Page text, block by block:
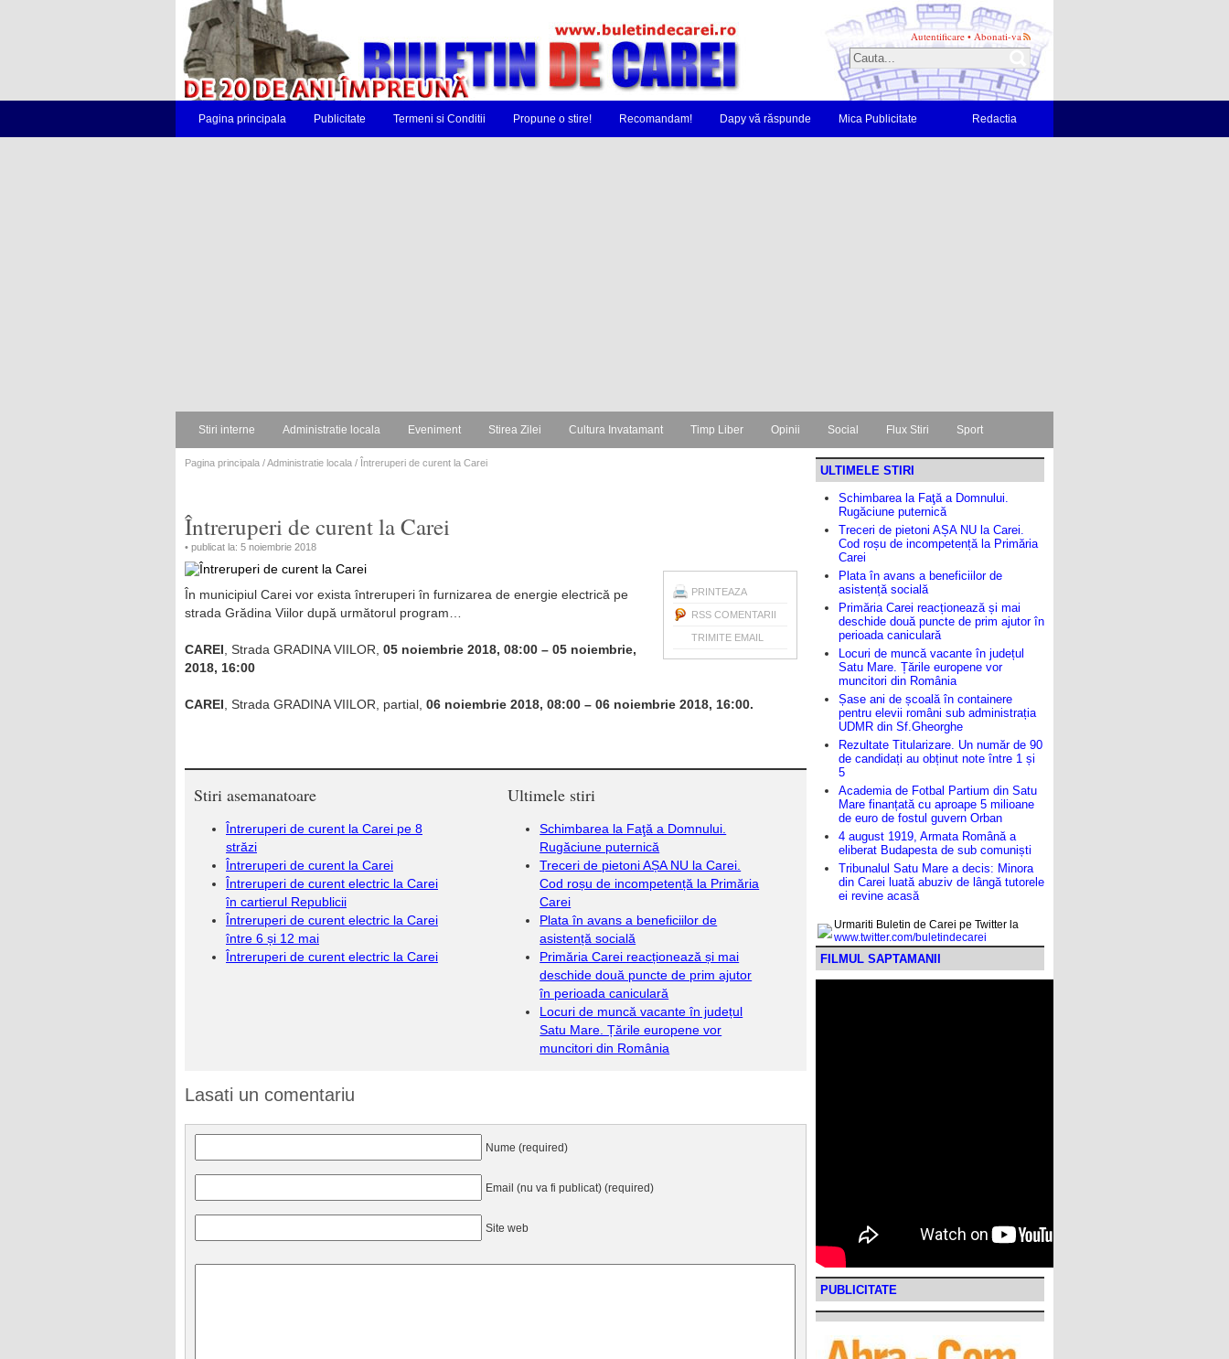
Autentificare • Abonati-va
Pagina principala Publicitate Termeni si Conditii Propune o stire! Recomandam! Dapy vă răspunde Mica Publicitate Redactia
Stiri interne Administratie locala Eveniment Stirea Zilei Cultura Invatamant Timp Liber Opinii Social Flux Stiri Sport
Pagina principala /Administratie locala / Întreruperi de curent la Carei
Întreruperi de curent la Carei
• publicat la: 5 noiembrie 2018
PRINTEAZA
RSS COMENTARII
TRIMITE EMAIL
În municipiul Carei vor exista întreruperi în furnizarea de energie electrică pe
strada Grădina Viilor după următorul program…
CAREI , Strada GRADINA VIILOR, 05 noiembrie 2018, 08:00 – 05 noiembrie,
2018, 16:00
CAREI , Strada GRADINA VIILOR, partial, 06 noiembrie 2018, 08:00 – 06 noiembrie 2018, 16:00.
Stiri asemanatoare
Întreruperi de curent la Carei pe 8
străzi
Întreruperi de curent la Carei
Întreruperi de curent electric la Carei
în cartierul Republicii
Întreruperi de curent electric la Carei
între 6 și 12 mai
Întreruperi de curent electric la Carei
Ultimele stiri
Schimbarea la Faţă a Domnului.
Rugăciune puternică
Treceri de pietoni AȘA NU la Carei.
Cod roșu de incompetență la Primăria
Carei
Plata în avans a beneficiilor de
asistență socială
Primăria Carei reacționează și mai
deschide două puncte de prim ajutor
în perioada caniculară
Locuri de muncă vacante în județul
Satu Mare. Țările europene vor
muncitori din România
Lasati un comentariu
Nume (required)
Email (nu va fi publicat) (required)
Site web
ULTIMELE STIRI
Schimbarea la Faţă a Domnului.
Rugăciune puternică
Treceri de pietoni AȘA NU la Carei.
Cod roșu de incompetență la Primăria
Carei
Plata în avans a beneficiilor de
asistență socială
Primăria Carei reacționează și mai
deschide două puncte de prim ajutor în
perioada caniculară
Locuri de muncă vacante în județul
Satu Mare. Țările europene vor
muncitori din România
Șase ani de școală în containere
pentru elevii români sub administrația
UDMR din Sf.Gheorghe
Rezultate Titularizare. Un număr de 90
de candidați au obținut note între 1 și
5
Academia de Fotbal Partium din Satu
Mare finanțată cu aproape 5 milioane
de euro de fostul guvern Orban
4 august 1919, Armata Română a
eliberat Budapesta de sub comuniști
Tribunalul Satu Mare a decis: Minora
din Carei luată abuziv de lângă tutorele
ei revine acasă
Urmariti Buletin de Carei pe Twitter la
www.twitter.com/buletindecarei
FILMUL SAPTAMANII
PUBLICITATE